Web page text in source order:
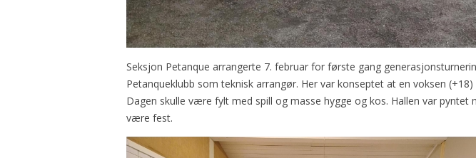
Seksjon Petanque arrangerte 7. februar for første gang
Petanqueklubb som teknisk arrangør. Her var konseptet at en voksen
Dagen skulle være fylt med spill og masse hygge og kos. Hallen var pyntet
være fest.